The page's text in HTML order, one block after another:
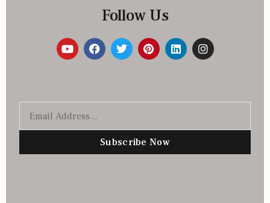
Follow Us
Subscribe Now